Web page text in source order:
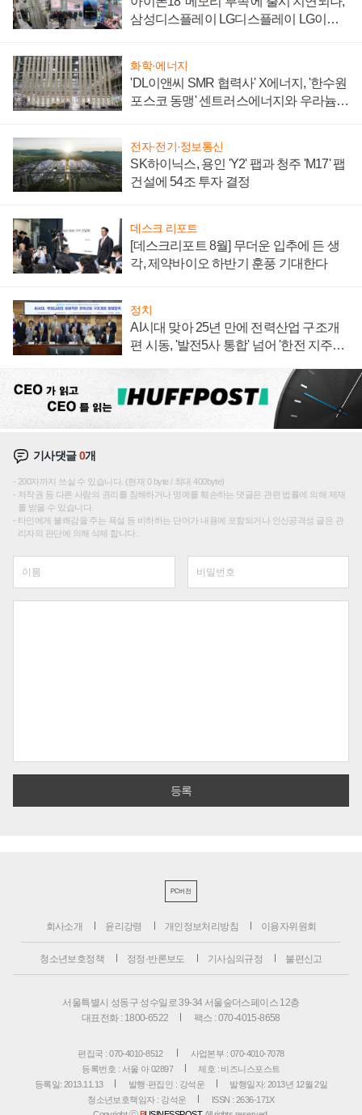
삼성디스플레이 LG디스플레이 LG이노
화학·에너지
'DL이앤씨 SMR 협력사' X에너지, '한수원
포스코 동맹' 센트러스에너지와 우라늄
전자·전기·정보통신
SK하이닉스, 용인 'Y2' 팹과 청주 'M17' 팹
건설에 54조 투자 결정
데스크 리포트
[데스크리포트 8월] 무더운 입추에 든 생
각, 제약바이오 하반기 훈풍 기대한다
정치
AI시대 맞아 25년 만에 전력산업 구조개
편 시동, '발전5사 통합' 넘어 '한전 지주사'
기사댓글0개
200자까지 쓰실 수 있습니다. (현재 0 byte / 최대 400byte)
저작권 등 다른 사람의 권리를 침해하거나 명예를 훼손하는 댓글은 관련 법률에 의해 제재
를 받을 수 있습니다.
타인에게 불쾌감을 주는 욕설 등 비하하는 단어가 내용에 포함되거나 인신공격성 글은 관
리자의 판단에 의해 삭제 합니다.
PC버전
회사소개 윤리강령 개인정보처리방침 이용자위원회
청소년보호정책 정정·반론보도 기사심의규정 불편신고
서울특별시 성동구 성수일로 39-34 서울숲더스페이스 12층
대표전화 : 1800-6522
팩스 : 070-4015-8658
편집국 : 070-4010-8512
사업본부 : 070-4010-7078
등록번호 : 서울 아 02897
제호 : 비즈니스포스트
등록일: 2013.11.13
발행·편집인 : 강석운
발행일자: 2013년 12월 2일
청소년보호책임자 : 강석운
ISSN : 2636-171X